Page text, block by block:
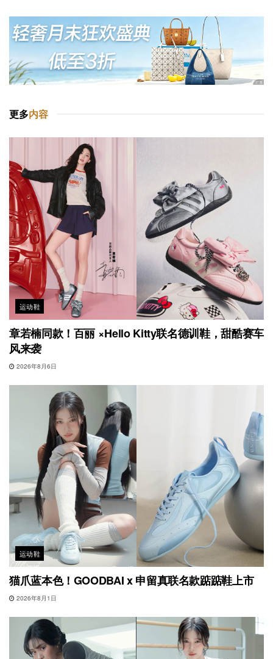
更多内容
运动鞋
章若楠同款！百丽 ×Hello Kitty联名德训鞋，甜酷赛车
风来袭
2026年8月6日
运动鞋
猫爪蓝本色！GOODBAI x 申留真联名款踮踮鞋上市
2026年8月1日